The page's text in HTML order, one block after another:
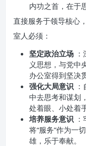
内功之首，在于
直接服务于领导核心
室人必须：
坚定政治立场
义思想，与党中
办公室得到坚决
强化大局意识
中去思考和谋划
处着眼、小处着手
培养服务意识
将“服务”作为一
雄，乐于奉献。